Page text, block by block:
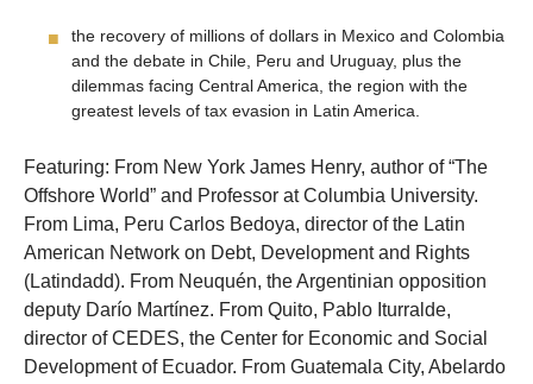
the recovery of millions of dollars in Mexico and Colombia
and the debate in Chile, Peru and Uruguay, plus the
dilemmas facing Central America, the region with the
greatest levels of tax evasion in Latin America.
Featuring: From New York James Henry, author of “The
Offshore World” and Professor at Columbia University.
From Lima, Peru Carlos Bedoya, director of the Latin
American Network on Debt, Development and Rights
(Latindadd). From Neuquén, the Argentinian opposition
deputy Darío Martínez. From Quito, Pablo Iturralde,
director of CEDES, the Center for Economic and Social
Development of Ecuador. From Guatemala City, Abelardo